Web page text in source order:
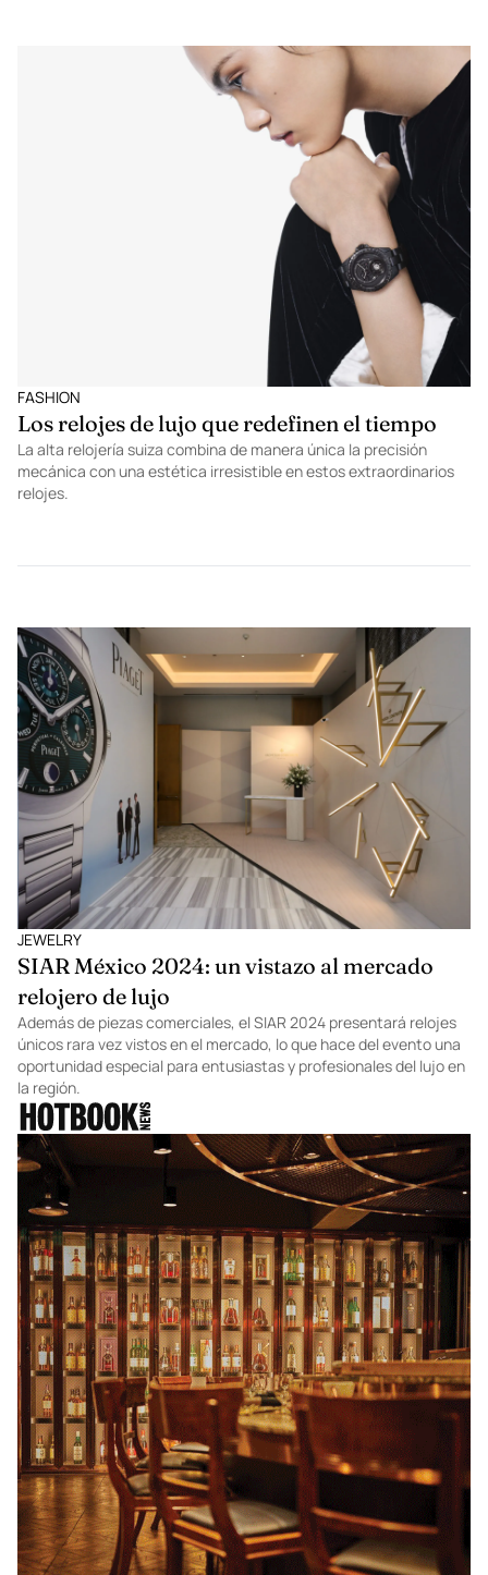
FASHION
Los relojes de lujo que redefinen el tiempo
La alta relojería suiza combina de manera única la precisión
mecánica con una estética irresistible en estos extraordinarios
relojes.
JEWELRY
SIAR México 2024: un vistazo al mercado
relojero de lujo
Además de piezas comerciales, el SIAR 2024 presentará relojes
únicos rara vez vistos en el mercado, lo que hace del evento una
oportunidad especial para entusiastas y profesionales del lujo en
la región.